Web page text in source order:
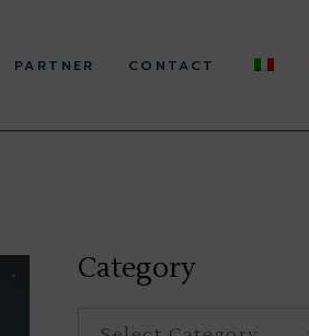
PARTNER CONTACT
Category